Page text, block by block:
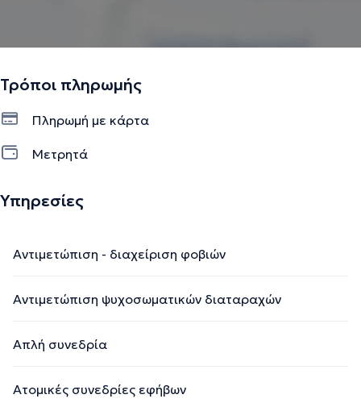
Τρόποι πληρωμής
Πληρωμή με κάρτα
Μετρητά
Υπηρεσίες
Αντιμετώπιση - διαχείριση φοβιών
Αντιμετώπιση ψυχοσωματικών διαταραχών
Απλή συνεδρία
Ατομικές συνεδρίες εφήβων